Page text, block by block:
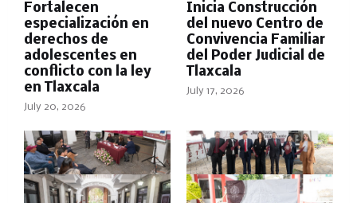
Fortalecen
especialización en
derechos de
adolescentes en
conflicto con la ley
en Tlaxcala
July 20, 2026
Inicia Construcción
del nuevo Centro de
Convivencia Familiar
del Poder Judicial de
Tlaxcala
July 17, 2026